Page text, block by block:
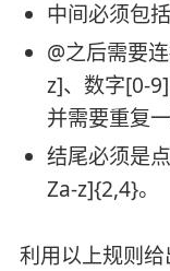
中间必须包括
@之后需要
z]、数字[0-
并需要重复
结尾必须是
Za-z]{2,4}。
利用以上规则给